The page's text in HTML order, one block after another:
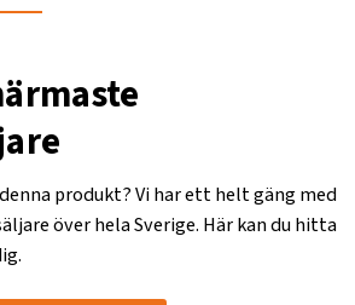
produkt? Vi har ett helt gäng med
över hela Sverige. Här kan du hitta